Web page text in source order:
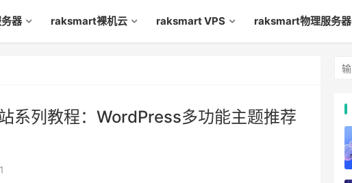
器 raksmart裸机云 raksmart VPS raksmart物理服务器
系列教程：WordPress多功能主题推荐